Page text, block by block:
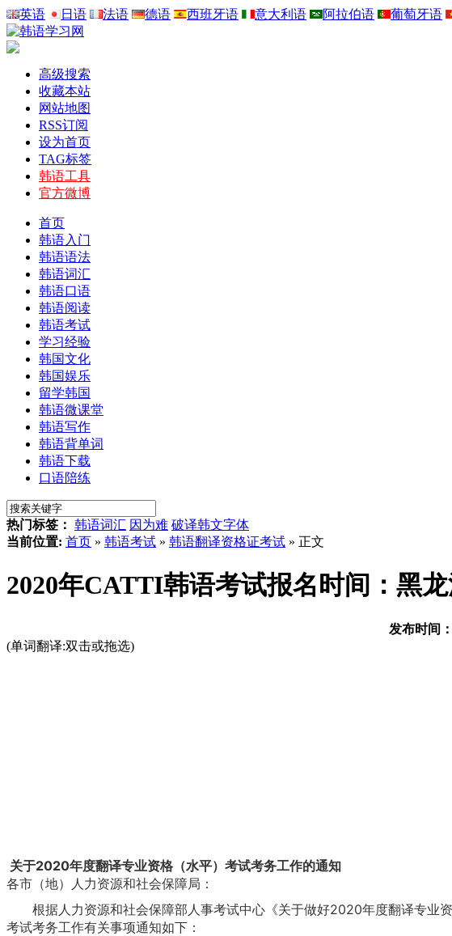
英语 日语 法语 德语 西班牙语 意大利语 阿拉伯语 葡萄牙语
高级搜索
收藏本站
网站地图
RSS订阅
设为首页
TAG标签
韩语工具
官方微博
首页
韩语入门
韩语语法
韩语词汇
韩语口语
韩语阅读
韩语考试
学习经验
韩国文化
韩国娱乐
留学韩国
韩语微课堂
韩语写作
韩语背单词
韩语下载
口语陪练
热门标签： 韩语词汇 因为难 破译韩文字体
当前位置: 首页 » 韩语考试 » 韩语翻译资格证考试 » 正文
2020年CATTI韩语考试报名时间：黑
发布时间：
(单词翻译:双击或拖选)
关于2020年度翻译专业资格（水平）考试考务工作的通知
各市（地）人力资源和社会保障局：
根据人力资源和社会保障部人事考试中心《关于做好2020年度翻译专业
考试考务工作有关事项通知如下：